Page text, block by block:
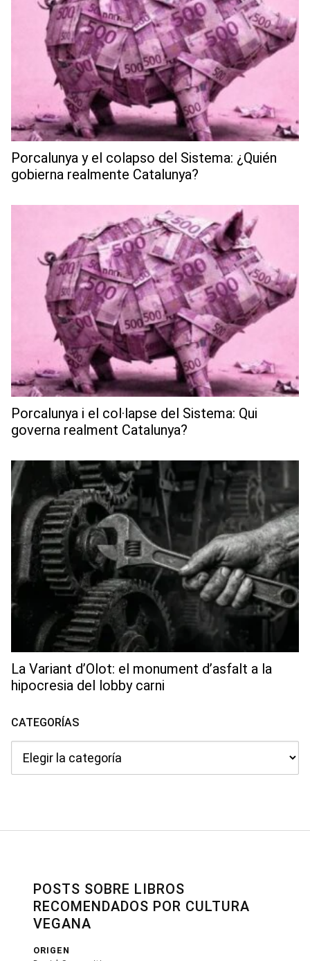
Porcalunya y el colapso del Sistema: ¿Quién
gobierna realmente Catalunya?
Porcalunya i el col·lapse del Sistema: Qui
governa realment Catalunya?
La Variant d’Olot: el monument d’asfalt a la
hipocresia del lobby carni
CATEGORÍAS
POSTS SOBRE LIBROS
RECOMENDADOS POR CULTURA
VEGANA
ORIGEN